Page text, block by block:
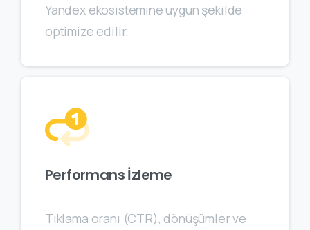
Yandex ekosistemine uygun şekilde
optimize edilir.
Performans İzleme
Tıklama oranı (CTR), dönüşümler ve